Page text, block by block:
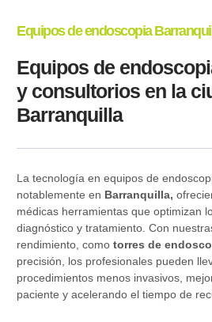
Equipos de endoscopia
Equipos de
y consultorios en la
Barranquilla
La tecnología en equipos de
notablemente en Barranquilla,
médicas herramientas que optimizan
diagnóstico y tratamiento. Con
rendimiento, como torres de
precisión, los profesionales pueden
procedimientos menos invasivos,
paciente y acelerando el tiempo de